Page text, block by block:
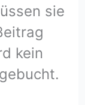
sie
kein